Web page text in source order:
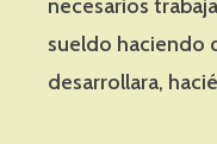
necesarios
sueldo haciendo
desarrollara,